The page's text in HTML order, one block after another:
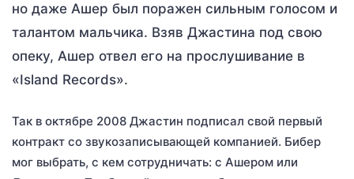
но даже Ашер был поражен сильным голосом и
талантом мальчика. Взяв Джастина под свою
опеку, Ашер отвел его на прослушивание в
«Island Records».
Так в октябре 2008 Джастин подписал свой первый
контракт со звукозаписывающей компанией. Бибер
мог выбрать, с кем сотрудничать: с Ашером или